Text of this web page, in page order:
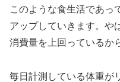
このような食生活であっ
アップしていきます。や
消費量を上回っているか
毎日計測している体重が